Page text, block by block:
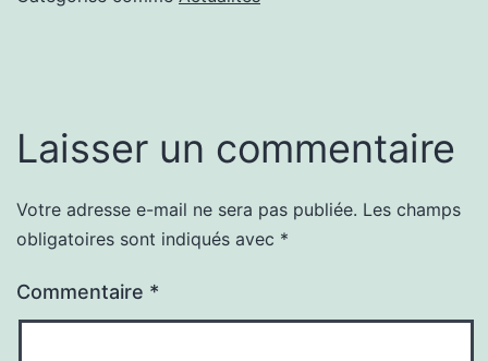
Laisser un commentaire
Votre adresse e-mail ne sera pas publiée. Les champs
obligatoires sont indiqués avec *
Commentaire *